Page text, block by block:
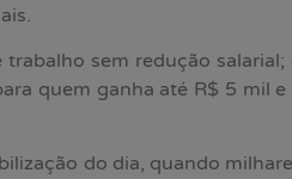
sem redução salarial;
quem ganha até R$ 5 mil e
do dia, quando